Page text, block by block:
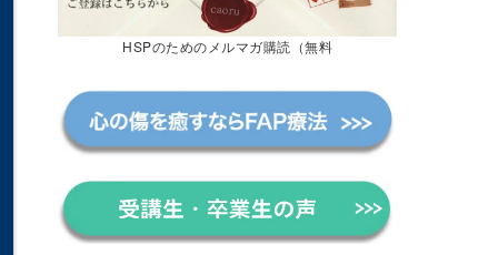
HSPのためのメルマガ購読（無料